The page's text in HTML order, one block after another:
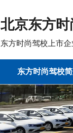
北京东方
东方时尚驾校上市
东方时尚驾校